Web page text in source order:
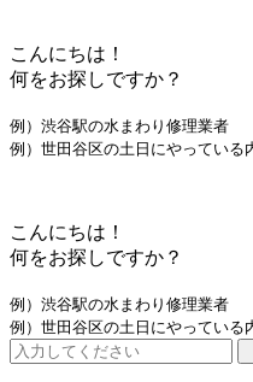
こんにちは！
何をお探しですか？
例）渋谷駅の水まわり修理業者
例）世田谷区の土日にやっている
こんにちは！
何をお探しですか？
例）渋谷駅の水まわり修理業者
例）世田谷区の土日にやっている